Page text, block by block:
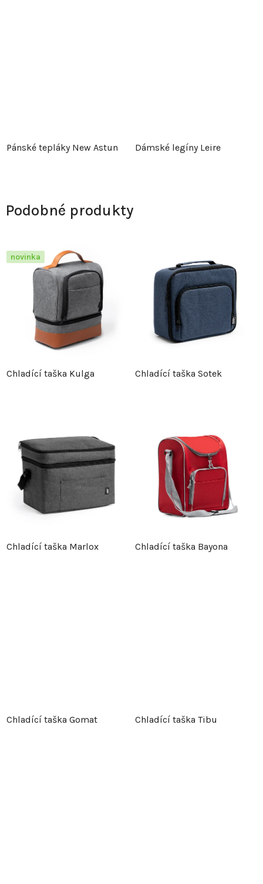
Pánské tepláky New Astun Dámské legíny Leire
Podobné produkty
novinka
Chladící taška Kulga Chladící taška Sotek
Chladící taška Marlox Chladící taška Bayona
Chladící taška Gomat Chladící taška Tibu